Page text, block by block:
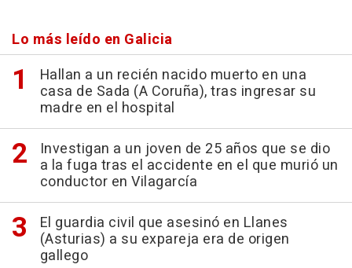
Lo más leído en Galicia
Hallan a un recién nacido muerto en una
casa de Sada (A Coruña), tras ingresar su
madre en el hospital
Investigan a un joven de 25 años que se dio
a la fuga tras el accidente en el que murió un
conductor en Vilagarcía
El guardia civil que asesinó en Llanes
(Asturias) a su expareja era de origen
gallego